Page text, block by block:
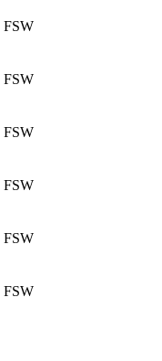
FSW
FSW
FSW
FSW
FSW
FSW